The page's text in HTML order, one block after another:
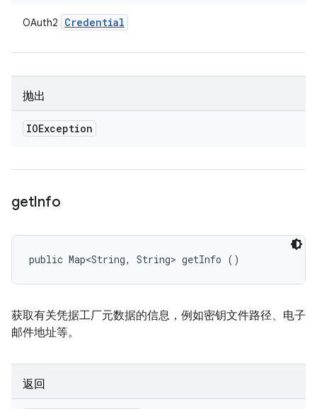
OAuth2 Credential
抛出
IOException
getInfo
public Map<String, String> getInfo ()
获取有关凭据工厂元数据的信息，例如密钥文件路径、电子
邮件地址等。
返回